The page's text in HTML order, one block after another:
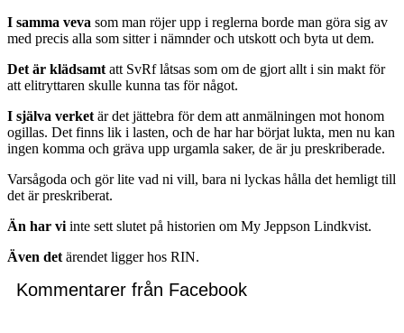
I samma veva som man röjer upp i reglerna borde man göra sig av
med precis alla som sitter i nämnder och utskott och byta ut dem.
Det är klädsamt att SvRf låtsas som om de gjort allt i sin makt för
att elitryttaren skulle kunna tas för något.
I själva verket är det jättebra för dem att anmälningen mot honom
ogillas. Det finns lik i lasten, och de har har börjat lukta, men nu kan
ingen komma och gräva upp urgamla saker, de är ju preskriberade.
Varsågoda och gör lite vad ni vill, bara ni lyckas hålla det hemligt till
det är preskriberat.
Än har vi inte sett slutet på historien om My Jeppson Lindkvist.
Även det ärendet ligger hos RIN.
Kommentarer från Facebook